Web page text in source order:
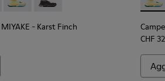
da uomo nere in PET riciclato e
da uomo beige in materiali
004 - Sneakers grigie in PET
003 - Sneakers gialle in
MIYAKE - Karst Finch - K101115-
x ISSEY MIYAKE - Karst Finch -
Camper x ISSEY MIYAKE - Karst
Camper x ISSEY MIYAKE -
- Karst Finch
CHF